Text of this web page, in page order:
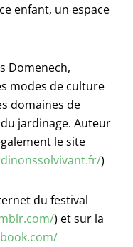
enfant, un espace
Domenech,
modes de culture
domaines de
jardinage. Auteur
le site
fr/)
du festival
) et sur la